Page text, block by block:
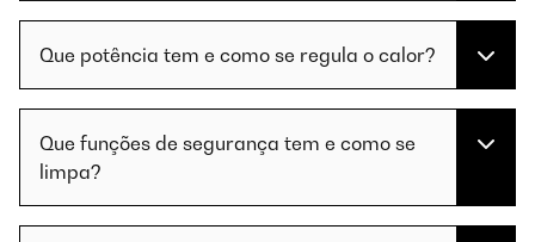
Que potência tem e como se regula o calor?
Que funções de segurança tem e como se
limpa?